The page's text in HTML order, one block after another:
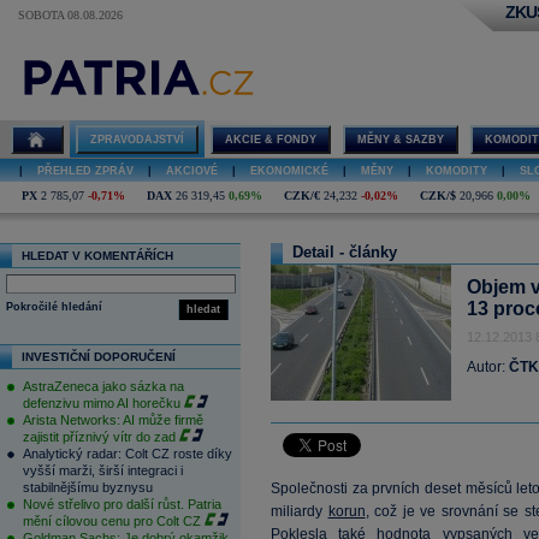
SOBOTA 08.08.2026
ZPRAVODAJSTVÍ AKCIE & FONDY MĚNY & SAZBY
PŘEHLED ZPRÁV AKCIOVÉ EKONOMICKÉ MĚNY KOMODITY
PX 2 785,07 -0,71% DAX 26 319,45 0,69% CZK/€ 24,232 -0,02% CZK/$ 20,966 0,00%
HLEDAT V KOMENTÁŘÍCH
hledat
Pokročilé hledání
INVESTIČNÍ DOPORUČENÍ
AstraZeneca jako sázka na
defenzivu mimo AI horečku
Arista Networks: AI může firmě
zajistit příznivý vítr do zad
Analytický radar: Colt CZ roste díky
vyšší marži, širší integraci i
stabilnějšímu byznysu
Nové střelivo pro další růst. Patria
mění cílovou cenu pro Colt CZ
Detail - články
Objem
13
12.12.2013
Autor: ČTK
Společnosti za prvních deset měsíců
miliardy korun, což je ve srovnání se
Poklesla také hodnota vypsaných